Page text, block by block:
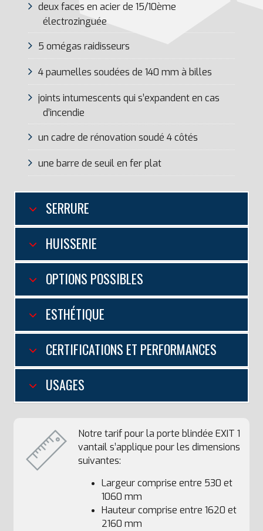
deux faces en acier de 15/10ème
électrozinguée
5 omégas raidisseurs
4 paumelles soudées de 140 mm à billes
joints intumescents qui s’expandent en cas
d’incendie
un cadre de rénovation soudé 4 côtés
une barre de seuil en fer plat
SERRURE
HUISSERIE
OPTIONS POSSIBLES
ESTHÉTIQUE
CERTIFICATIONS ET PERFORMANCES
USAGES
Notre tarif pour la porte blindée EXIT 1
vantail s’applique pour les dimensions
suivantes:
Largeur comprise entre 530 et
1060 mm
Hauteur comprise entre 1620 et
2160 mm